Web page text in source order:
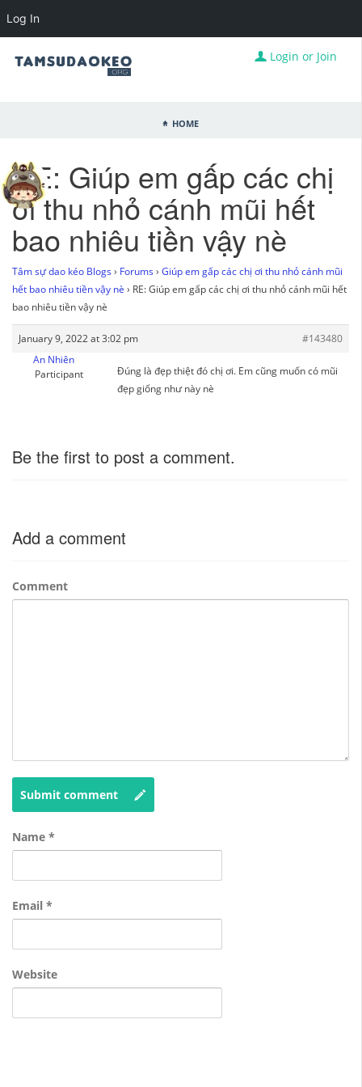
Login or Join
Home
RE: Giúp em gấp các chị
ơi thu nhỏ cánh mũi hết
bao nhiêu tiền vậy nè
Tâm sự dao kéo Blogs › Forums › Giúp em gấp các chị ơi thu nhỏ cánh mũi
hết bao nhiêu tiền vậy nè › RE: Giúp em gấp các chị ơi thu nhỏ cánh mũi hết
bao nhiêu tiền vậy nè
January 9, 2022 at 3:02 pm
#143480
An Nhiên
Participant
Đúng là đẹp thiệt đó chị ơi. Em cũng muốn có mũi
đẹp giống như này nè
Be the first to post a comment.
Add a comment
Comment
Submit comment
Name *
Email *
Website
Log In